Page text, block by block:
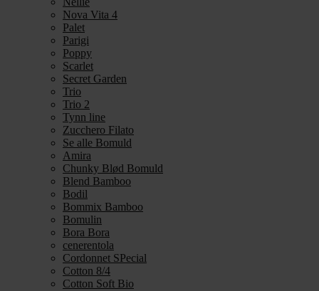
Nova Vita 4
Palet
Parigi
Poppy
Scarlet
Secret Garden
Trio
Trio 2
Tynn line
Zucchero Filato
Se alle Bomuld
Amira
Chunky Blød Bomuld
Blend Bamboo
Bodil
Bommix Bamboo
Bomulin
Bora Bora
cenerentola
Cordonnet SPecial
Cotton 8/4
Cotton Soft Bio